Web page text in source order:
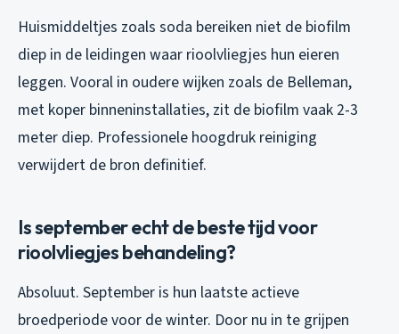
Huismiddeltjes zoals soda bereiken niet de biofilm
diep in de leidingen waar rioolvliegjes hun eieren
leggen. Vooral in oudere wijken zoals de Belleman,
met koper binneninstallaties, zit de biofilm vaak 2-3
meter diep. Professionele hoogdruk reiniging
verwijdert de bron definitief.
Is september echt de beste tijd voor
rioolvliegjes behandeling?
Absoluut. September is hun laatste actieve
broedperiode voor de winter. Door nu in te grijpen